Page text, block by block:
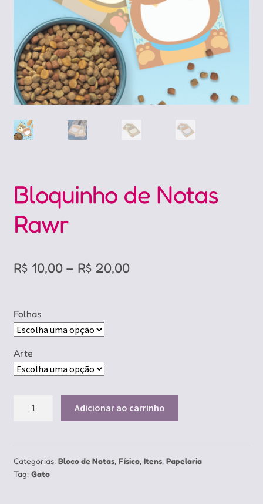
Bloquinho de Notas
Rawr
R$ 10,00 – R$ 20,00Price
Folhas
Arte
quantidade
Adicionar ao carrinho
Categorias: Bloco de Notas, Físico, Itens, Papelaria
Tag: Gato